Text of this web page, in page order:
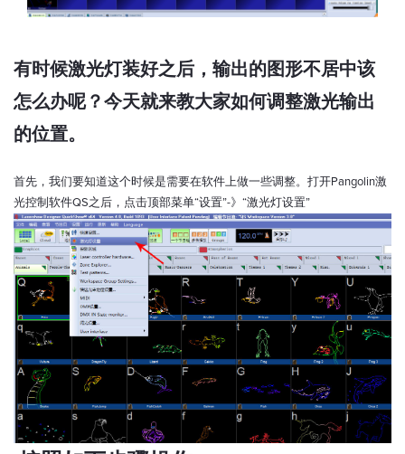
有时候激光灯装好之后，输出的图形不居中该
怎么办呢？今天就来教大家如何调整激光输出
的位置。
首先，我们要知道这个时候是需要在软件上做一些调整。打开Pangolin激
光控制软件QS之后，点击顶部菜单“设置”-》“激光灯设置”